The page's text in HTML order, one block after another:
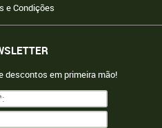
e Condições
descontos em primeira mão!